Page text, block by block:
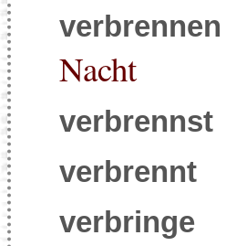
verbrennen
Nacht
verbrennst
verbrennt
verbringe